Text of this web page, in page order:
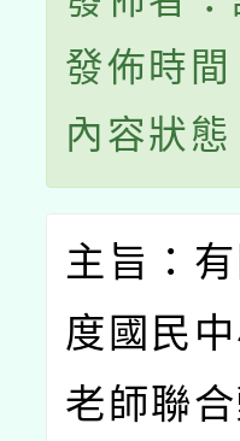
發佈時
內容狀
主旨：
度國民
老師聯